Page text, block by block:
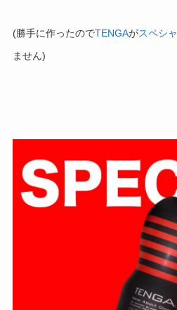
(勝手に作ったのでTENGAがスペシャ
ません)